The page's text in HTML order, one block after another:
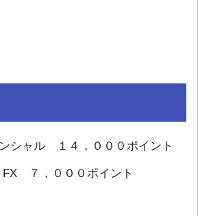
シャル １４，０００ポイント
７，０００ポイント